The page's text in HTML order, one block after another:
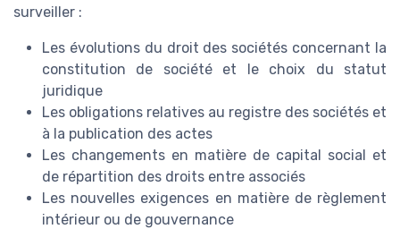
surveiller :
Les évolutions du droit des sociétés concernant la
constitution de société et le choix du statut
juridique
Les obligations relatives au registre des sociétés et
à la publication des actes
Les changements en matière de capital social et
de répartition des droits entre associés
Les nouvelles exigences en matière de règlement
intérieur ou de gouvernance